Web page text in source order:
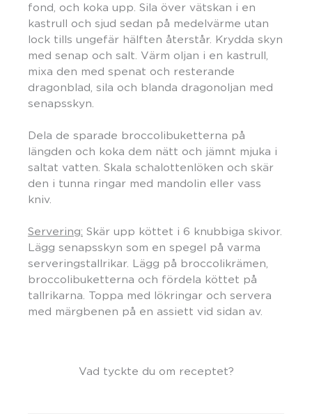
fond, och koka upp. Sila över vätskan i en
kastrull och sjud sedan på medelvärme utan
lock tills ungefär hälften återstår. Krydda skyn
med senap och salt. Värm oljan i en kastrull,
mixa den med spenat och resterande
dragonblad, sila och blanda dragonoljan med
senapsskyn.
Dela de sparade broccolibuketterna på
längden och koka dem nätt och jämnt mjuka i
saltat vatten. Skala schalottenlöken och skär
den i tunna ringar med mandolin eller vass
kniv.
Servering: Skär upp köttet i 6 knubbiga skivor.
Lägg senapsskyn som en spegel på varma
serveringstallrikar. Lägg på broccolikrämen,
broccolibuketterna och fördela köttet på
tallrikarna. Toppa med lökringar och servera
med märgbenen på en assiett vid sidan av.
Vad tyckte du om receptet?